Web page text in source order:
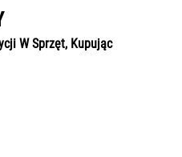
W Sprzęt, Kupując